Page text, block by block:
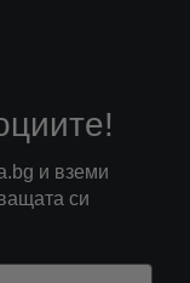
и вземи
си